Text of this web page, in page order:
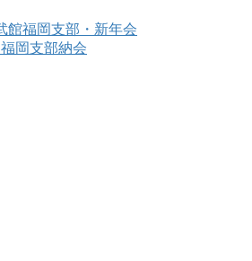
館福岡支部・新年会
岡支部納会